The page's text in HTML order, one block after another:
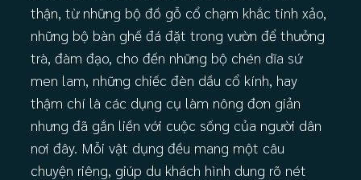
thận, từ những bộ đồ gỗ cổ chạm khắc tinh xảo,
những bộ bàn ghế đá đặt trong vườn để thưởng
trà, đàm đạo, cho đến những bộ chén dĩa sứ
men lam, những chiếc đèn dầu cổ kính, hay
thậm chí là các dụng cụ làm nông đơn giản
nhưng đã gắn liền với cuộc sống của người dân
nơi đây. Mỗi vật dụng đều mang một câu
chuyện riêng, giúp du khách hình dung rõ nét